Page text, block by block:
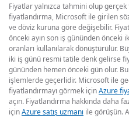
Fiyatlar yalnızca tahmini olup
fiyatlandırma, Microsoft ile girilen
ve döviz kuruna göre değişebilir.
önceki ayın son iş gününden önceki
oranları kullanılarak dönüştürülür.
iki iş günü resmi tatile denk gelirse
gününden hemen önceki gün olur.
işlemlerde geçerlidir. Microsoft ile
fiyatlandırmayı görmek içinAzure
açın. Fiyatlandırma hakkında daha
içinAzure satış uzmanı ile görüşün.